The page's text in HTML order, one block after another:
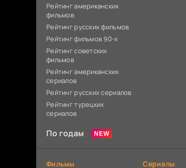
Рейтинг американских
фильмов
Рейтинг русских фильмов
Рейтинг фильмов 90-х
Рейтинг советских
фильмов
Рейтинг американских
сериалов
Рейтинг русских сериалов
Рейтинг турецких
сериалов
По годам
Фильмы Сериалы